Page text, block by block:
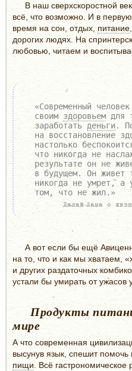
В наш сверхскоростной
всё, что возможно. И в
время на сон, отдых, питание
дорогих людях. На
любовью, читаем и
«Современный
своим здоровьем для
заработать деньги.
на восстановление
настолько
что никогда не
результате он не
в будущем. Он живет
никогда не умрет, а
том, что не жил.»
Далай-Лама о
А вот если бы ещё
на то, что и как мы хватаем,
и других раздаточных
устали бы умирать от ужасов
Продукты
мире
А что современная
высунув язык, спешит
пищи . Всё